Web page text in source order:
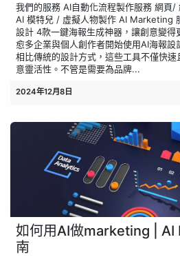
我們的服務 AI自​​動​​化流程製作服務 網頁
AI 模特兒 / 虛擬人物製作 AI Marketing
設計 4款一鍵海報生成神器，讓創意變
愈多企業與個人創作者開始使用AI海報設
相比傳統的設計方式，這些工具不僅快
意靈活性。不管是需要為品牌...
2024年12月8日
如何用AI做marketing | AI
南